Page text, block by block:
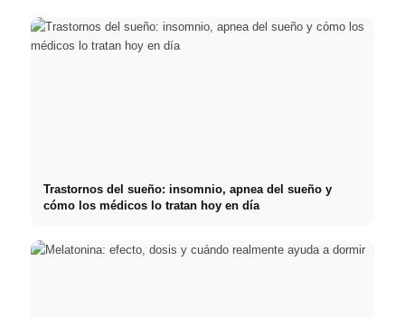
Trastornos del sueño: insomnio, apnea del sueño y
cómo los médicos lo tratan hoy en día